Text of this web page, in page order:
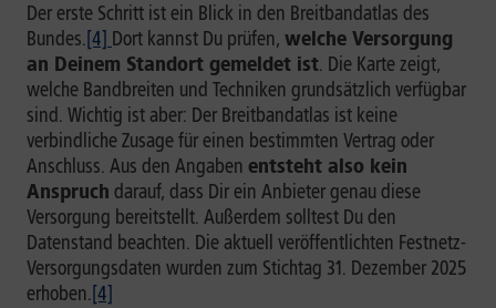
Der erste Schritt ist ein Blick in den Breitbandatlas des
Bundes.[4] Dort kannst Du prüfen, welche Versorgung
an Deinem Standort gemeldet ist. Die Karte zeigt,
welche Bandbreiten und Techniken grundsätzlich verfügbar
sind. Wichtig ist aber: Der Breitbandatlas ist keine
verbindliche Zusage für einen bestimmten Vertrag oder
Anschluss. Aus den Angaben entsteht also kein
Anspruch darauf, dass Dir ein Anbieter genau diese
Versorgung bereitstellt. Außerdem solltest Du den
Datenstand beachten. Die aktuell veröffentlichten Festnetz-
Versorgungsdaten wurden zum Stichtag 31. Dezember 2025
erhoben.[4]